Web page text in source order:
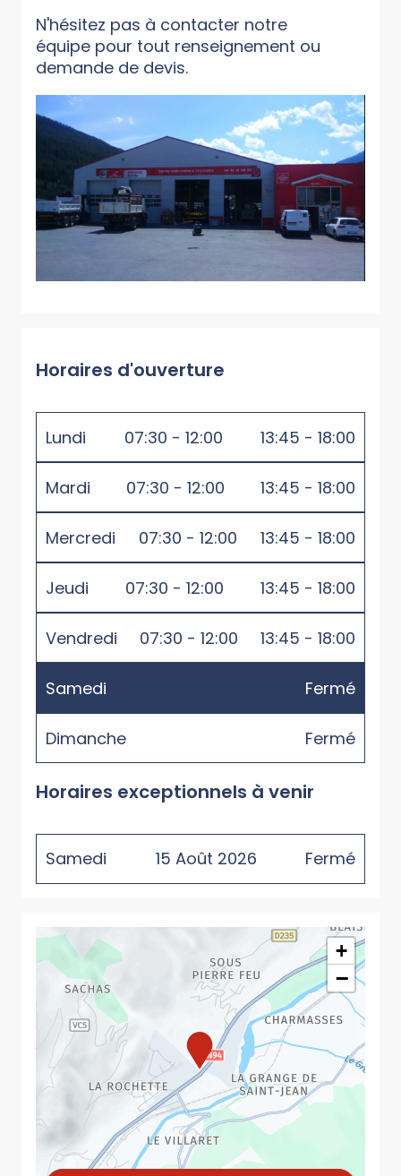
N'hésitez pas à contacter notre
équipe pour tout renseignement ou
demande de devis.
Horaires d'ouverture
Lundi 07:30 - 12:00 13:45 - 18:00
Mardi 07:30 - 12:00 13:45 - 18:00
Mercredi 07:30 - 12:00 13:45 - 18:00
Jeudi 07:30 - 12:00 13:45 - 18:00
Vendredi 07:30 - 12:00 13:45 - 18:00
Samedi Fermé
Dimanche Fermé
Horaires exceptionnels à venir
Samedi 15 Août 2026 Fermé
+
−